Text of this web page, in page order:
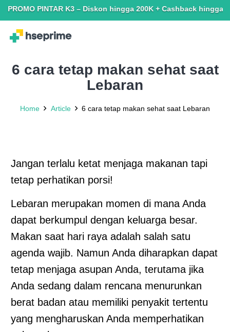
PINTAR K3 – Diskon hingga 200K + Cashback hingga
6 cara tetap makan sehat saat
Lebaran
Home Article 6 cara tetap makan sehat saat Lebaran
Jangan terlalu ketat menjaga makanan tapi
tetap perhatikan porsi!
Lebaran merupakan momen di mana Anda
dapat berkumpul dengan keluarga besar.
Makan saat hari raya adalah salah satu
agenda wajib. Namun Anda diharapkan dapat
tetap menjaga asupan Anda, terutama jika
Anda sedang dalam rencana menurunkan
berat badan atau memiliki penyakit tertentu
yang mengharuskan Anda memperhatikan